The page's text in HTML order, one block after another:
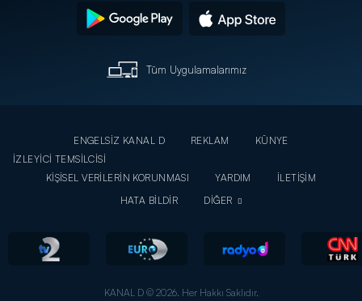
Tüm Uygulamalarımız
ENGELSİZ KANAL D REKLAM
KÜNYE
İZLEYİCİ TEMSİLCİSİ
KİŞİSEL VERİLERİN KORUNMASI
YARDIM
İLETİŞİM
HATA BİLDİR
DİĞER
KANAL D © 2026. Her Hakkı Saklıdır.